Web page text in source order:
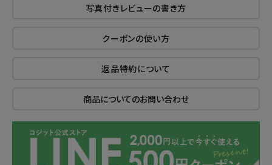
写真付きレビューの書き方
クーポンの使い方
返品特約について
商品についてのお問い合わせ